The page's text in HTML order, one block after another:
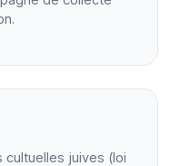
cultuelles juives (loi